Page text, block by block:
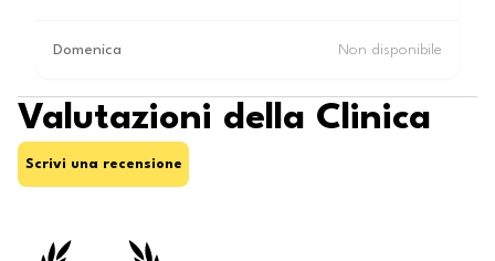
Domenica Non disponibile
Valutazioni della Clinica
Scrivi una recensione